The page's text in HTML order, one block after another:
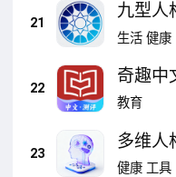
21
九型人
理深度
生活 健康
22
奇趣中
教育
23
多维人
健康 工具